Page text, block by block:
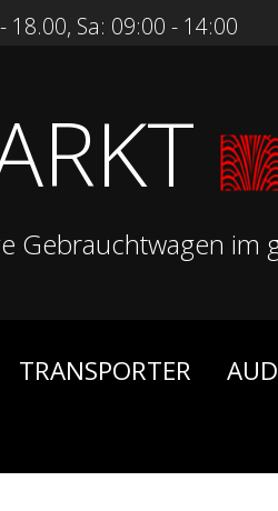
Sa: 09:00 - 14:00
Gebrauchtwagen im
TRANSPORTER